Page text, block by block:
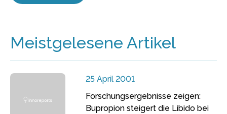
Meistgelesene Artikel
25 April 2001
Forschungsergebnisse zeigen:
Bupropion steigert die Libido bei